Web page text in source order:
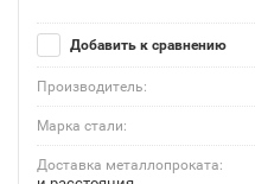
Добавить к сравнению
Производитель:
Марка стали:
Доставка металлопроката: